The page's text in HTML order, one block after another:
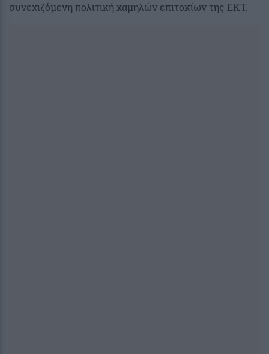
συνεχιζόμενη πολιτική χαμηλών επιτοκίων της ΕΚΤ.